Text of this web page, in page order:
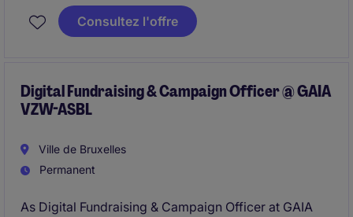
Development Manager voor de
Consultez l'offre
Digital Fundraising & Campaign Officer @ GAIA
VZW-ASBL
Ville de Bruxelles
Permanent
As Digital Fundraising & Campaign Officer at GAIA